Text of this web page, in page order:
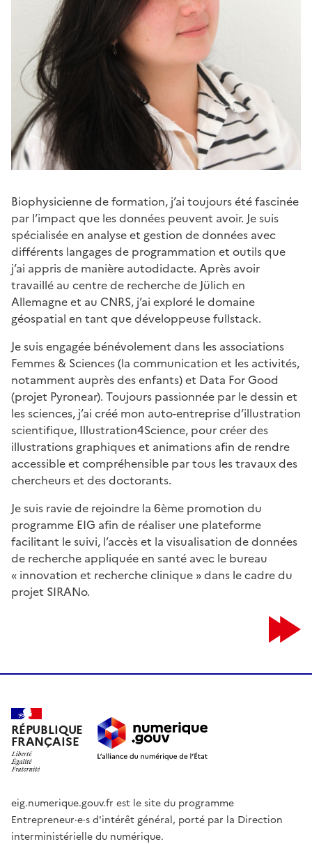
Biophysicienne de formation, j’ai toujours été fascinée
par l’impact que les données peuvent avoir. Je suis
spécialisée en analyse et gestion de données avec
différents langages de programmation et outils que
j’ai appris de manière autodidacte. Après avoir
travaillé au centre de recherche de Jülich en
Allemagne et au CNRS, j’ai exploré le domaine
géospatial en tant que développeuse fullstack.
Je suis engagée bénévolement dans les associations
Femmes & Sciences (la communication et les activités,
notamment auprès des enfants) et Data For Good
(projet Pyronear). Toujours passionnée par le dessin et
les sciences, j’ai créé mon auto-entreprise d’illustration
scientifique, Illustration4Science, pour créer des
illustrations graphiques et animations afin de rendre
accessible et compréhensible par tous les travaux des
chercheurs et des doctorants.
Je suis ravie de rejoindre la 6ème promotion du
programme EIG afin de réaliser une plateforme
facilitant le suivi, l’accès et la visualisation de données
de recherche appliquée en santé avec le bureau
« innovation et recherche clinique » dans le cadre du
projet SIRANo.
RÉPUBLIQUE
FRANÇAISE
eig.numerique.gouv.fr est le site du programme
Entrepreneur·e·s d'intérêt général, porté par la Direction
interministérielle du numérique.